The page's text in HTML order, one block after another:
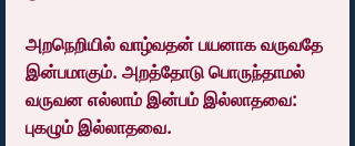
அறநெறியில் வாழ்வதன் பயனாக வருவதே
இன்பமாகும். அறத்தோடு பொருந்தாமல்
வருவன எல்லாம் இன்பம் இல்லாதவை:
புகழும் இல்லாதவை.